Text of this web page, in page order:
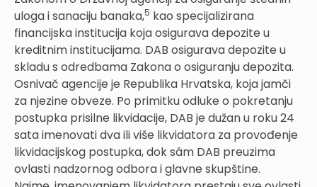
uloga i sanaciju banaka,5 kao specijalizirana
financijska institucija koja osigurava depozite u
kreditnim institucijama. DAB osigurava depozite u
skladu s odredbama Zakona o osiguranju depozita.
Osnivač agencije je Republika Hrvatska, koja jamči
za njezine obveze. Po primitku odluke o pokretanju
postupka prisilne likvidacije, DAB je dužan u roku 24
sata imenovati dva ili više likvidatora za provođenje
likvidacijskog postupka, dok sâm DAB preuzima
ovlasti nadzornog odbora i glavne skupštine.